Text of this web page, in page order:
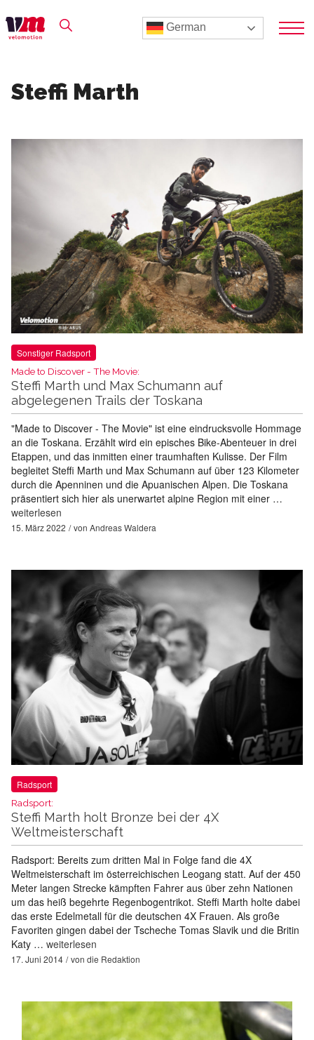
German
Steffi Marth
Sonstiger Radsport
Made to Discover - The Movie:
Steffi Marth und Max Schumann auf
abgelegenen Trails der Toskana
"Made to Discover - The Movie" ist eine eindrucksvolle Hommage
an die Toskana. Erzählt wird ein episches Bike-Abenteuer in drei
Etappen, und das inmitten einer traumhaften Kulisse. Der Film
begleitet Steffi Marth und Max Schumann auf über 123 Kilometer
durch die Apenninen und die Apuanischen Alpen. Die Toskana
präsentiert sich hier als unerwartet alpine Region mit einer …
weiterlesen
15. März 2022 von Andreas Waldera
Radsport
Radsport:
Steffi Marth holt Bronze bei der 4X
Weltmeisterschaft
Radsport: Bereits zum dritten Mal in Folge fand die 4X
Weltmeisterschaft im österreichischen Leogang statt. Auf der 450
Meter langen Strecke kämpften Fahrer aus über zehn Nationen
um das heiß begehrte Regenbogentrikot. Steffi Marth holte dabei
das erste Edelmetall für die deutschen 4X Frauen. Als große
Favoriten gingen dabei der Tscheche Tomas Slavik und die Britin
Katy … weiterlesen
17. Juni 2014 von die Redaktion